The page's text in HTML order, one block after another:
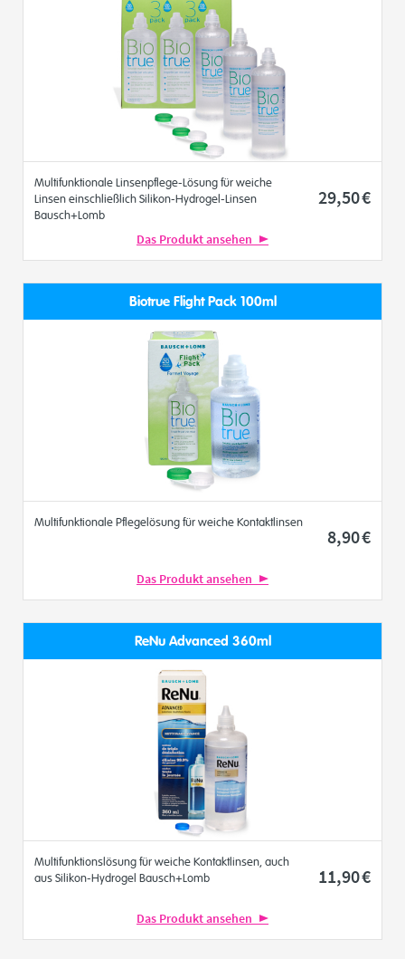
Multifunktionale Linsenpflege-Lösung für weiche
Linsen einschließlich Silikon-Hydrogel-Linsen
Bausch+Lomb
29,50€
Das Produkt ansehen
Biotrue Flight Pack 100ml
Multifunktionale Pflegelösung für weiche Kontaktlinsen
8,90€
Das Produkt ansehen
ReNu Advanced 360ml
Multifunktionslösung für weiche Kontaktlinsen, auch
aus Silikon-Hydrogel Bausch+Lomb
11,90€
Das Produkt ansehen